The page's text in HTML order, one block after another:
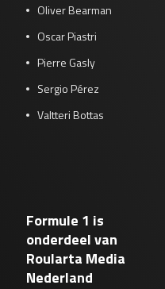
Oliver Bearman
Oscar Piastri
Pierre Gasly
Sergio Pérez
Valtteri Bottas
Formule 1 is
onderdeel van
Roularta Media
Nederland